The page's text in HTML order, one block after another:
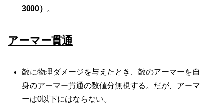
3000）
。
アーマー貫通
敵に物理ダメージを与えたとき、敵のアーマーを自
身のアーマー貫通の数値分無視する。だが、アーマ
ーは0以下にはならない。